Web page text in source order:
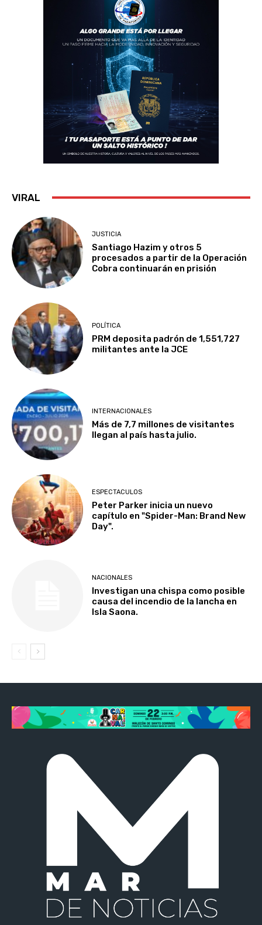
VIRAL
JUSTICIA
Santiago Hazim y otros 5
procesados a partir de la Operación
Cobra continuarán en prisión
POLÍTICA
PRM deposita padrón de 1,551,727
militantes ante la JCE
INTERNACIONALES
Más de 7,7 millones de visitantes
llegan al país hasta julio.
ESPECTACULOS
Peter Parker inicia un nuevo
capítulo en "Spider-Man: Brand New
Day".
NACIONALES
Investigan una chispa como posible
causa del incendio de la lancha en
Isla Saona.